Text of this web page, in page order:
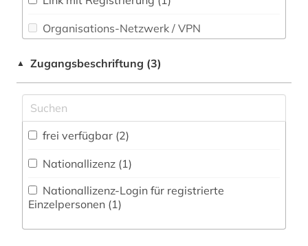
Veterinärmedizin (0)
Werkstoffwissenschaften und
Fertigungstechnik (0)
Organisations-Netzwerk / VPN
Shibboleth
Zugriff vor Ort
▲ Zugangsbeschriftung (3)
frei verfügbar (2)
Nationallizenz (1)
Einzelpersonen (1)